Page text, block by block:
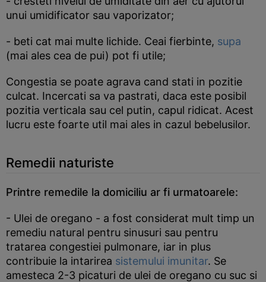
unui umidificator sau vaporizator;
- beti cat mai multe lichide. Ceai fierbinte, supa
(mai ales cea de pui) pot fi utile;
Congestia se poate agrava cand stati in pozitie
culcat. Incercati sa va pastrati, daca este posibil
pozitia verticala sau cel putin, capul ridicat. Acest
lucru este foarte util mai ales in cazul bebelusilor.
Remedii naturiste
Printre remedile la domiciliu ar fi urmatoarele:
- Ulei de oregano - a fost considerat mult timp un
remediu natural pentru sinusuri sau pentru
tratarea congestiei pulmonare, iar in plus
contribuie la intarirea sistemului imunitar. Se
amesteca 2-3 picaturi de ulei de oregano cu suc si